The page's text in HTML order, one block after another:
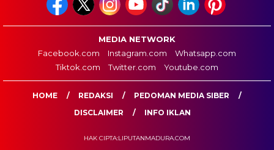
MEDIA NETWORK
Facebook.com
Instagram.com
Whatsapp.com
Tiktok.com
Twitter.com Youtube.com
HOME REDAKSI
PEDOMAN MEDIA SIBER
DISCLAIMER
INFO IKLAN
HAK CIPTA:LIPUTANMADURA.COM